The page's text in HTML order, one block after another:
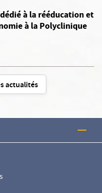
à la rééducation et
à la Polyclinique
actualités